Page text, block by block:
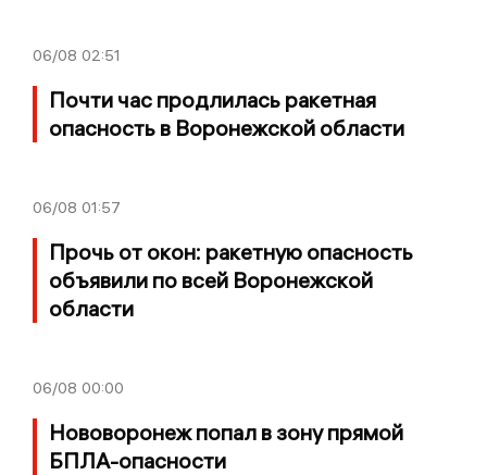
06/08 02:51
Почти час продлилась ракетная
опасность в Воронежской области
06/08 01:57
Прочь от окон: ракетную опасность
объявили по всей Воронежской
области
06/08 00:00
Нововоронеж попал в зону прямой
БПЛА-опасности